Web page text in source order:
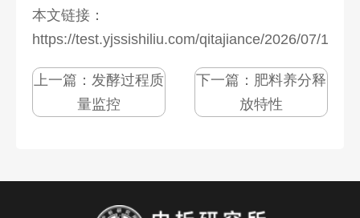
本文链接：
https://test.yjssishiliu.com/qitajiance/2026/07/
上一篇： 发酵过程质
量监控
下一篇： 肥料养分释
放特性